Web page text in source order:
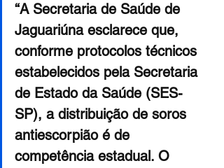
“A Secretaria de Saúde de
Jaguariúna esclarece que,
conforme protocolos técnicos
estabelecidos pela Secretaria
de Estado da Saúde (SES-
SP), a distribuição de soros
antiescorpião é de
competência estadual. O